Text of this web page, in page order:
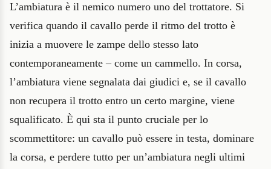
L’ambiatura è il nemico numero uno del trottatore. Si
verifica quando il cavallo perde il ritmo del trotto è
inizia a muovere le zampe dello stesso lato
contemporaneamente – come un cammello. In corsa,
l’ambiatura viene segnalata dai giudici e, se il cavallo
non recupera il trotto entro un certo margine, viene
squalificato. È qui sta il punto cruciale per lo
scommettitore: un cavallo può essere in testa, dominare
la corsa, e perdere tutto per un’ambiatura negli ultimi